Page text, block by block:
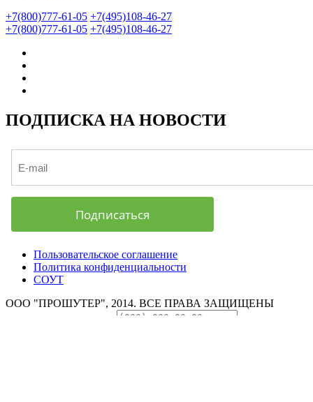
+7(800)777-61-05 +7(495)108-46-27
+7(800)777-61-05 +7(495)108-46-27
ПОДПИСКА НА НОВОСТИ
Подписаться
Пользовательское соглашение
Политика конфиденциальности
СОУТ
ООО "ПРОШУТЕР", 2014. ВСЕ ПРАВА ЗАЩИЩЕНЫ